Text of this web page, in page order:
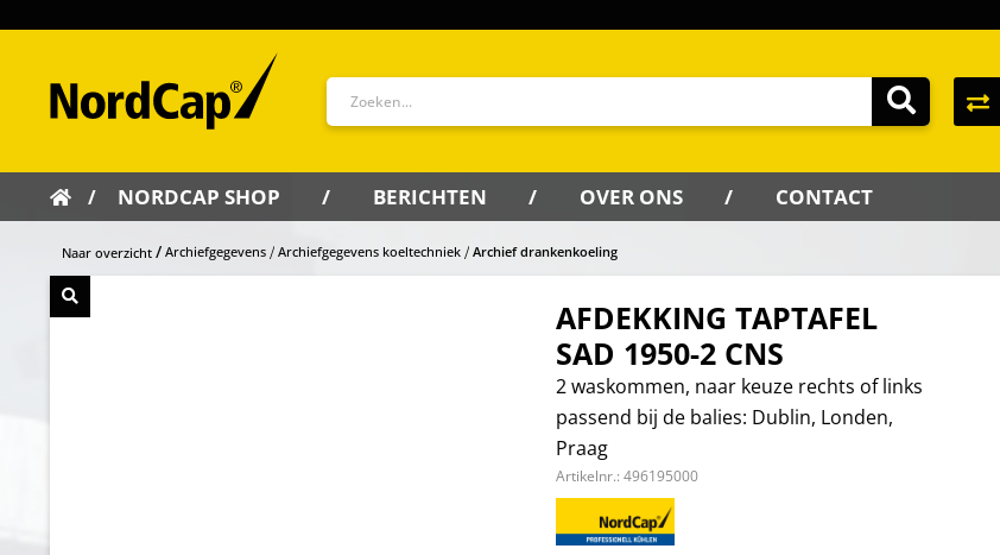
NORDCAP SHOP BERICHTEN OVER ONS CONTACT
Naar overzicht Archiefgegevens Archiefgegevens koeltechniek Archief drankenkoeling
AFDEKKING TAPTAFEL
SAD 1950-2 CNS
2 waskommen, naar keuze rechts of links
passend bij de balies: Dublin, Londen,
Praag
Artikelnr.: 496195000